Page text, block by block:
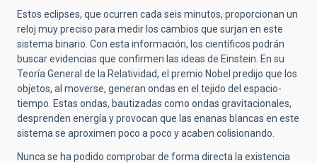
Estos eclipses, que ocurren cada seis minutos, proporcionan un
reloj muy preciso para medir los cambios que surjan en este
sistema binario. Con esta información, los científicos podrán
buscar evidencias que confirmen las ideas de Einstein. En su
Teoría General de la Relatividad, el premio Nobel predijo que los
objetos, al moverse, generan ondas en el tejido del espacio-
tiempo. Estas ondas, bautizadas como ondas gravitacionales,
desprenden energía y provocan que las enanas blancas en este
sistema se aproximen poco a poco y acaben colisionando.
Nunca se ha podido comprobar de forma directa la existencia